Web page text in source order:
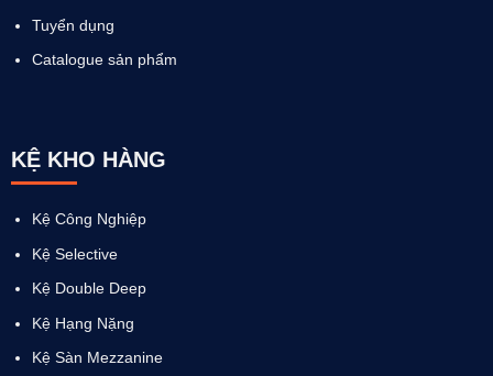
Tuyển dụng
Catalogue sản phẩm
KỆ KHO HÀNG
Kệ Công Nghiệp
Kệ Selective
Kệ Double Deep
Kệ Hạng Nặng
Kệ Sàn Mezzanine